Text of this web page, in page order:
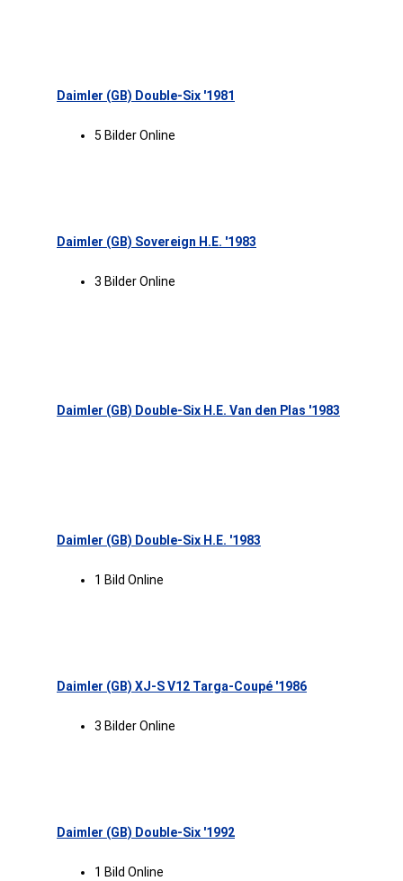
Daimler (GB) Double-Six '1981
5 Bilder Online
Daimler (GB) Sovereign H.E. '1983
3 Bilder Online
Daimler (GB) Double-Six H.E. Van den Plas '1983
Daimler (GB) Double-Six H.E. '1983
1 Bild Online
Daimler (GB) XJ-S V12 Targa-Coupé '1986
3 Bilder Online
Daimler (GB) Double-Six '1992
1 Bild Online